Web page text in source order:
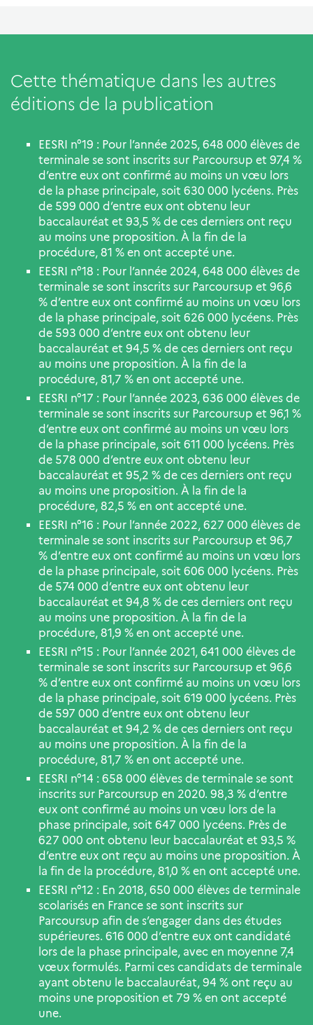
Cette thématique dans les autres
éditions de la publication
EESRI n°19 : Pour l’année 2025, 648 000 élèves de
terminale se sont inscrits sur Parcoursup et 97,4 %
d’entre eux ont confirmé au moins un vœu lors
de la phase principale, soit 630 000 lycéens. Près
de 599 000 d’entre eux ont obtenu leur
baccalauréat et 93,5 % de ces derniers ont reçu
au moins une proposition. À la fin de la
procédure, 81 % en ont accepté une.
EESRI n°18 : Pour l’année 2024, 648 000 élèves de
terminale se sont inscrits sur Parcoursup et 96,6
% d’entre eux ont confirmé au moins un vœu lors
de la phase principale, soit 626 000 lycéens. Près
de 593 000 d’entre eux ont obtenu leur
baccalauréat et 94,5 % de ces derniers ont reçu
au moins une proposition. À la fin de la
procédure, 81,7 % en ont accepté une.
EESRI n°17 : Pour l’année 2023, 636 000 élèves de
terminale se sont inscrits sur Parcoursup et 96,1 %
d’entre eux ont confirmé au moins un vœu lors
de la phase principale, soit 611 000 lycéens. Près
de 578 000 d’entre eux ont obtenu leur
baccalauréat et 95,2 % de ces derniers ont reçu
au moins une proposition. À la fin de la
procédure, 82,5 % en ont accepté une.
EESRI n°16 : Pour l’année 2022, 627 000 élèves de
terminale se sont inscrits sur Parcoursup et 96,7
% d’entre eux ont confirmé au moins un vœu lors
de la phase principale, soit 606 000 lycéens. Près
de 574 000 d’entre eux ont obtenu leur
baccalauréat et 94,8 % de ces derniers ont reçu
au moins une proposition. À la fin de la
procédure, 81,9 % en ont accepté une.
EESRI n°15 : Pour l’année 2021, 641 000 élèves de
terminale se sont inscrits sur Parcoursup et 96,6
% d’entre eux ont confirmé au moins un vœu lors
de la phase principale, soit 619 000 lycéens. Près
de 597 000 d’entre eux ont obtenu leur
baccalauréat et 94,2 % de ces derniers ont reçu
au moins une proposition. À la fin de la
procédure, 81,7 % en ont accepté une.
EESRI n°14 : 658 000 élèves de terminale se sont
inscrits sur Parcoursup en 2020. 98,3 % d’entre
eux ont confirmé au moins un vœu lors de la
phase principale, soit 647 000 lycéens. Près de
627 000 ont obtenu leur baccalauréat et 93,5 %
d’entre eux ont reçu au moins une proposition. À
la fin de la procédure, 81,0 % en ont accepté une.
EESRI n°12 : En 2018, 650 000 élèves de terminale
scolarisés en France se sont inscrits sur
Parcoursup afin de s’engager dans des études
supérieures. 616 000 d’entre eux ont candidaté
lors de la phase principale, avec en moyenne 7,4
vœux formulés. Parmi ces candidats de terminale
ayant obtenu le baccalauréat, 94 % ont reçu au
moins une proposition et 79 % en ont accepté
une.